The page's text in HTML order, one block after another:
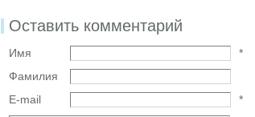
Оставить комментарий
Имя
*
Фамилия
E-mail
*